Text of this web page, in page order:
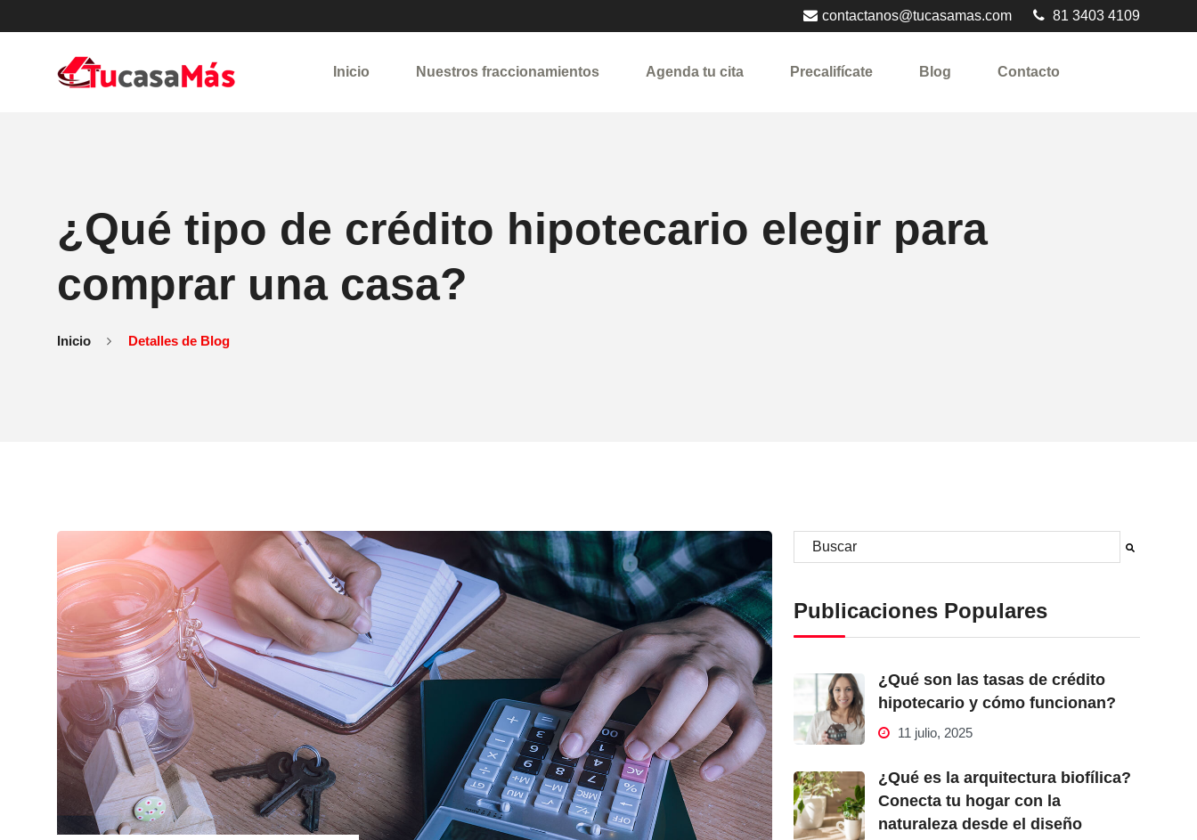
contactanos@tucasamas.com 81 3403 4109
Inicio Nuestros fraccionamientos Agenda tu cita Precalifícate Blog Contacto
¿Qué tipo de crédito hipotecario elegir para
comprar una casa?
Inicio Detalles de Blog
Este es un campo de búsqueda con una función de sugerencia
Publicaciones Populares
¿Qué son las tasas de crédito
hipotecario y cómo funcionan?
11 julio, 2025
¿Qué es la arquitectura biofílica?
Conecta tu hogar con la
naturaleza desde el diseño